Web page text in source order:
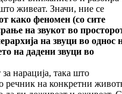
жи­веат. Значи, ние се
како феномен (со сите
на звукот во
на звуци во однос
на дадени звуци во
нара­ци­ја, така што
речник на конкретни